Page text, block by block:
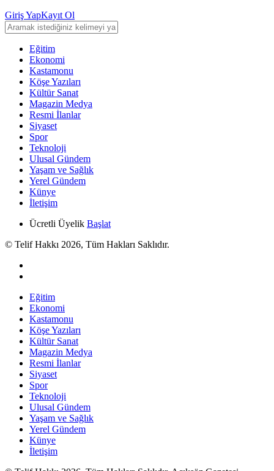
Giriş YapKayıt Ol
Eğitim
Ekonomi
Kastamonu
Köşe Yazıları
Kültür Sanat
Magazin Medya
Resmi İlanlar
Siyaset
Spor
Teknoloji
Ulusal Gündem
Yaşam ve Sağlık
Yerel Gündem
Künye
İletişim
Ücretli Üyelik Başlat
© Telif Hakkı 2026, Tüm Hakları Saklıdır.
Eğitim
Ekonomi
Kastamonu
Köşe Yazıları
Kültür Sanat
Magazin Medya
Resmi İlanlar
Siyaset
Spor
Teknoloji
Ulusal Gündem
Yaşam ve Sağlık
Yerel Gündem
Künye
İletişim